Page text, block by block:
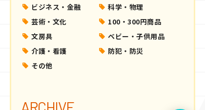
ビジネス・金融
科学・物理
芸術・文化
100・300円商品
文房具
ベビー・子供用品
介護・看護
防犯・防災
その他
ARCHIVE